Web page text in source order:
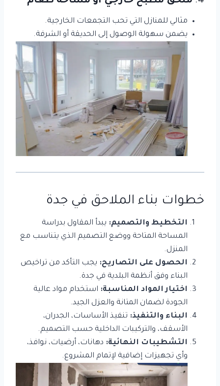
مثالي للمنازل التي تحب التجمعات الخارجية.
يضمن سهولة الوصول إلى الحديقة أو الشرفة.
خطوات بناء الملاحق في جدة
التخطيط والتصميم: يبدأ المقاول بدراسة
المساحة المتاحة ووضع التصميم الذي يتناسب مع
المنزل.
الحصول على التصاريح: يجب التأكد من تراخيص
البناء وفق أنظمة البلدية في جدة.
اختيار المواد المناسبة: استخدام مواد عالية
الجودة لضمان المتانة والعزل الجيد.
البناء والتنفيذ: تنفيذ الأساسات، الجدران،
الأسقف، والتركيبات الداخلية حسب التصميم.
التشطيبات النهائية: دهانات، أرضيات، نوافذ،
وأي تجهيزات إضافية لإتمام المشروع.